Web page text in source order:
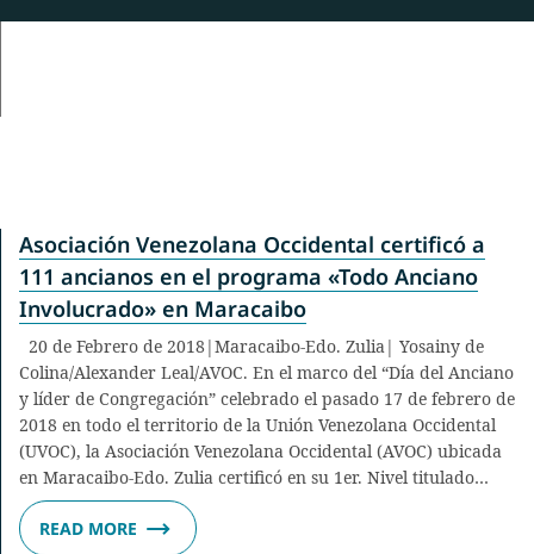
Asociación Venezolana Occidental certificó a
111 ancianos en el programa «Todo Anciano
Involucrado» en Maracaibo
20 de Febrero de 2018|Maracaibo-Edo. Zulia| Yosainy de
Colina/Alexander Leal/AVOC. En el marco del “Día del Anciano
y líder de Congregación” celebrado el pasado 17 de febrero de
2018 en todo el territorio de la Unión Venezolana Occidental
(UVOC), la Asociación Venezolana Occidental (AVOC) ubicada
en Maracaibo-Edo. Zulia certificó en su 1er. Nivel titulado…
READ MORE